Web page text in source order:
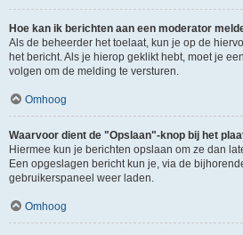
Hoe kan ik berichten aan een moderator
Als de beheerder het toelaat, kun je op de
het bericht. Als je hierop geklikt hebt, moet je
volgen om de melding te versturen.
Omhoog
Waarvoor dient de "Opslaan"-knop bij het
Hiermee kun je berichten opslaan om ze dan
Een opgeslagen bericht kun je, via de
gebruikerspaneel weer laden.
Omhoog